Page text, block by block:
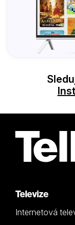
Televize
Internetová